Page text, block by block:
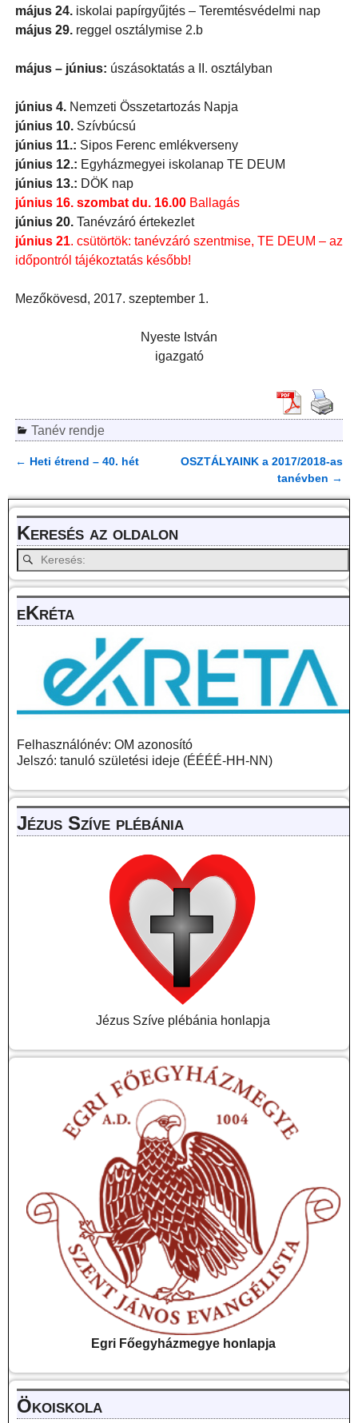
május 24. iskolai papírgyűjtés – Teremtésvédelmi nap
május 29. reggel osztálymise 2.b
május – június: úszásoktatás a II. osztályban
június 4.Nemzeti Összetartozás Napja
június 10.Szívbúcsú
június 11.: Sipos Ferenc emlékverseny
június 12.: Egyházmegyei iskolanap TE DEUM
június 13.: DÖK nap
június 16. szombat du. 16.00Ballagás
június 20.Tanévzáró értekezlet
június 21. csütörtök: tanévzáró szentmise, TE DEUM – az
időpontról tájékoztatás később!
Mezőkövesd, 2017. szeptember 1.
Nyeste István
igazgató
Tanév rendje
← Heti étrend – 40. hét
OSZTÁLYAINK a 2017/2018-as
tanévben →
Keresés az oldalon
eKréta
Felhasználónév: OM azonosító
Jelszó: tanuló születési ideje (ÉÉÉÉ-HH-NN)
Jézus Szíve plébánia
Jézus Szíve plébánia honlapja
Egri Főegyházmegye honlapja
Ökoiskola